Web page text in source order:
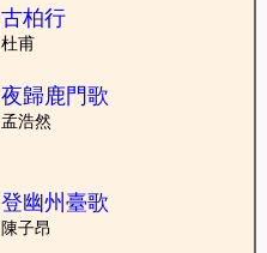
古柏行
杜甫
夜歸鹿門歌
孟浩然
登幽州臺歌
陳子昂